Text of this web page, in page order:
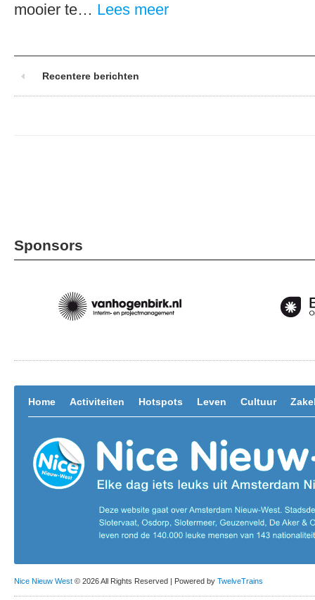
mooier te… Lees meer
Recentere berichten
Sponsors
Home Activiteiten Hotspots Leven Cultuur
Nice Nieuw West © 2026 All Rights Reserved | Powered by TwelveTrains